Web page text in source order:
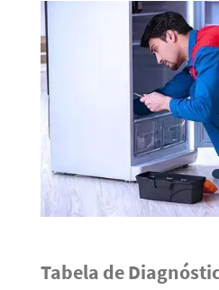
Tabela de